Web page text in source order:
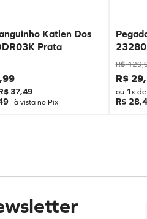
Katlen Dos
Prata
99
37,49
à vista no Pix
R$ 129,
R$ 29,
ou 1x de
R$